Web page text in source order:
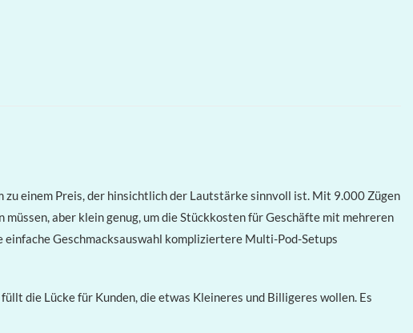
einem Preis, der hinsichtlich der Lautstärke sinnvoll ist. Mit 9.000 Zügen
aber klein genug, um die Stückkosten für Geschäfte mit mehreren
einfache Geschmacksauswahl kompliziertere Multi-Pod-Setups
füllt die Lücke für Kunden, die etwas Kleineres und Billigeres wollen. Es